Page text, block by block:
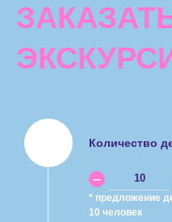
Количество
* предложение
10 человек